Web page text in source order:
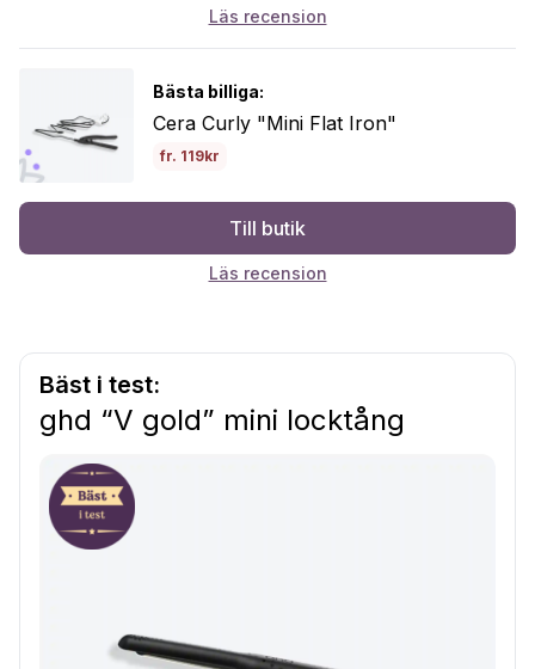
Läs recension
Bästa billiga:
Cera Curly "Mini Flat Iron"
fr. 119kr
Till butik
Läs recension
Bäst i test:
ghd “V gold” mini locktång